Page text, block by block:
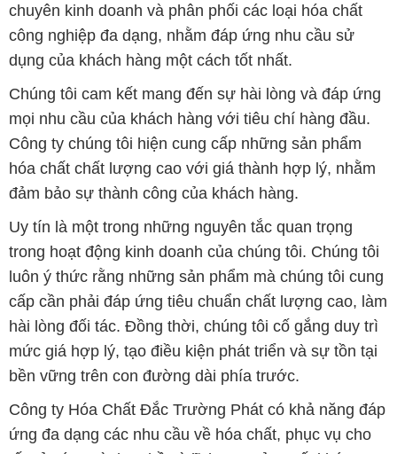
chuyên kinh doanh và phân phối các loại hóa chất
công nghiệp đa dạng, nhằm đáp ứng nhu cầu sử
dụng của khách hàng một cách tốt nhất.
Chúng tôi cam kết mang đến sự hài lòng và đáp ứng
mọi nhu cầu của khách hàng với tiêu chí hàng đầu.
Công ty chúng tôi hiện cung cấp những sản phẩm
hóa chất chất lượng cao với giá thành hợp lý, nhằm
đảm bảo sự thành công của khách hàng.
Uy tín là một trong những nguyên tắc quan trọng
trong hoạt động kinh doanh của chúng tôi. Chúng tôi
luôn ý thức rằng những sản phẩm mà chúng tôi cung
cấp cần phải đáp ứng tiêu chuẩn chất lượng cao, làm
hài lòng đối tác. Đồng thời, chúng tôi cố gắng duy trì
mức giá hợp lý, tạo điều kiện phát triển và sự tồn tại
bền vững trên con đường dài phía trước.
Công ty Hóa Chất Đắc Trường Phát có khả năng đáp
ứng đa dạng các nhu cầu về hóa chất, phục vụ cho